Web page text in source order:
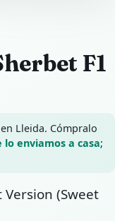
F1
Lleida. Cómpralo
lo enviamos a casa;
(Sweet